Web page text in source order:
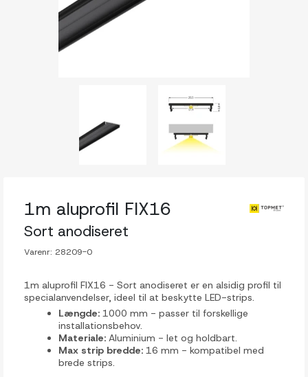
1m aluprofil FIX16
Sort anodiseret
Varenr: 28209-0
1m aluprofil FIX16 - Sort anodiseret er en alsidig profil til
specialanvendelser, ideel til at beskytte LED-strips.
Længde: 1000 mm - passer til forskellige
installationsbehov.
Materiale: Aluminium - let og holdbart.
Max strip bredde: 16 mm - kompatibel med
brede strips.